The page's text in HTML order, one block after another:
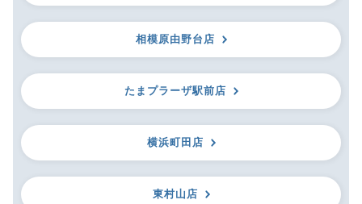
相模原由野台店
たまプラーザ駅前店
横浜町田店
東村山店